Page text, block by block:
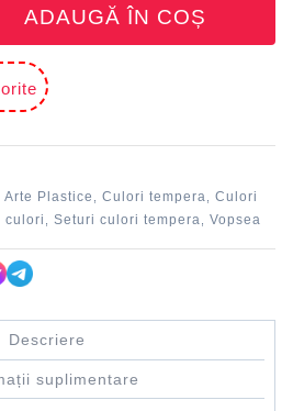
ADAUGĂ ÎN COȘ
Arte Plastice , Culori tempera, Culori
culori , Seturi culori tempera, Vopsea
Descriere
suplimentare